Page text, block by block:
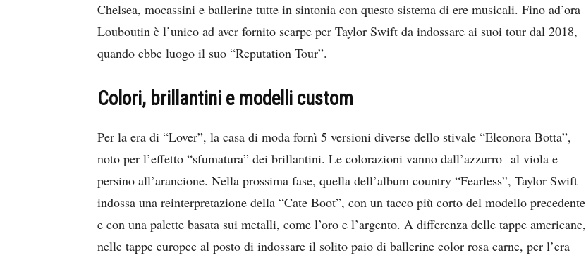
Chelsea, mocassini e ballerine tutte in sintonia con questo sistema di ere musicali. Fino ad’ora
Louboutin è l’unico ad aver fornito scarpe per Taylor Swift da indossare ai suoi tour dal 2018,
quando ebbe luogo il suo “Reputation Tour”.
Colori, brillantini e modelli custom
Per la era di “Lover”, la casa di moda fornì 5 versioni diverse dello stivale “Eleonora Botta”,
noto per l’effetto “sfumatura” dei brillantini. Le colorazioni vanno dall’azzurro al viola e
persino all’arancione. Nella prossima fase, quella dell’album country “Fearless”, Taylor Swift
indossa una reinterpretazione della “Cate Boot”, con un tacco più corto del modello precedente
e con una palette basata sui metalli, come l’oro e l’argento. A differenza delle tappe americane,
nelle tappe europee al posto di indossare il solito paio di ballerine color rosa carne, per l’era